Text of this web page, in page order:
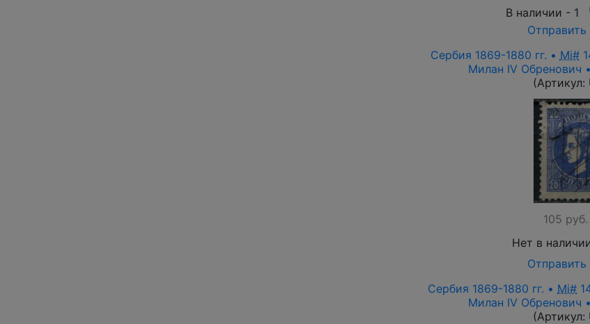
В наличии - 1
Отправить
Сербия 1869-1880 гг. • Mi#
Милан IV Обренович •
(Артикул:
105 руб.
Нет в
Отправить
Сербия 1869-1880 гг. • Mi#
Милан IV Обренович •
(Артикул: